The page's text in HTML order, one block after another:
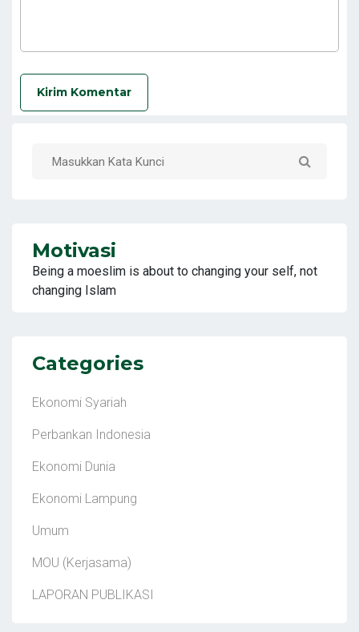
Kirim Komentar
Motivasi
Being a moeslim is about to changing your self, not
changing Islam
Categories
Ekonomi Syariah
Perbankan Indonesia
Ekonomi Dunia
Ekonomi Lampung
Umum
MOU (Kerjasama)
LAPORAN PUBLIKASI